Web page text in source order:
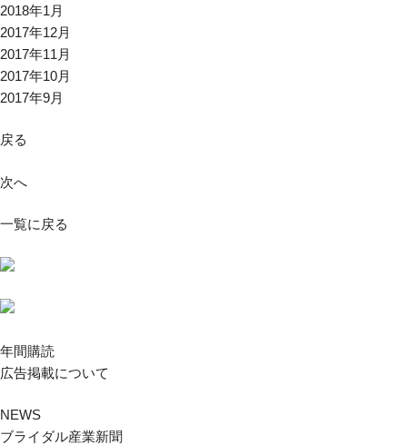
2018年1月
2017年12月
2017年11月
2017年10月
2017年9月
戻る
次へ
一覧に戻る
年間購読
広告掲載について
NEWS
ブライダル産業新聞